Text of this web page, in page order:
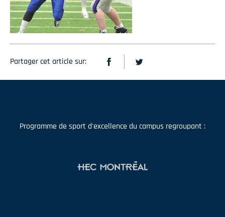
Partager cet article sur:
Programme de sport d'excellence du campus regroupant :